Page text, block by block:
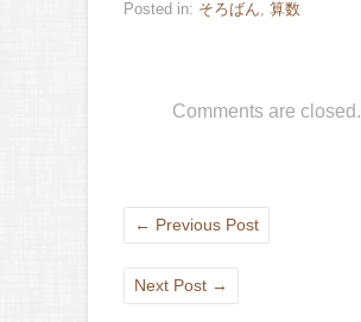
Posted in: そろばん 算数
Comments are closed.
← Previous Post
Next Post →